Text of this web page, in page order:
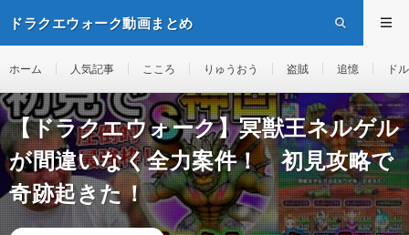
ドラクエウォーク動画まとめ
ホーム 人気記事 こころ りゅうおう 盗賊 追憶 ド
【ドラクエウォーク】冥獣王ネルゲル
が間違いなく全力案件！ 初見攻略で
奇跡起きた！